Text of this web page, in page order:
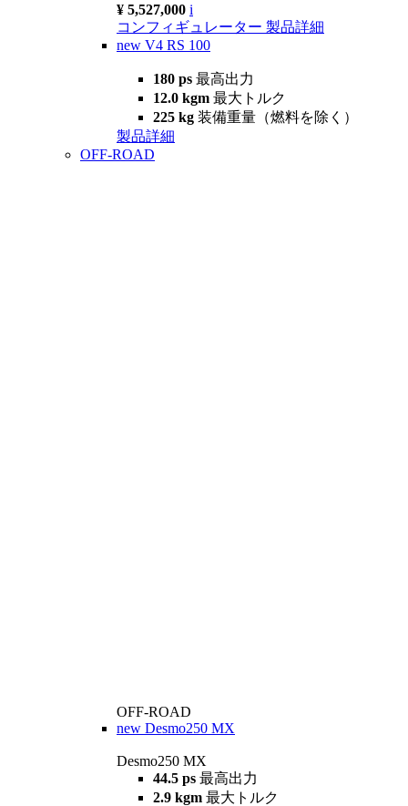
¥ 5,527,000 i
コンフィギュレーター 製品詳細
new V4 RS 100
180 ps 最高出力
12.0 kgm 最大トルク
225 kg 装備重量（燃料を除く）
製品詳細
OFF-ROAD
OFF-ROAD
new Desmo250 MX
Desmo250 MX
44.5 ps 最高出力
2.9 kgm 最大トルク